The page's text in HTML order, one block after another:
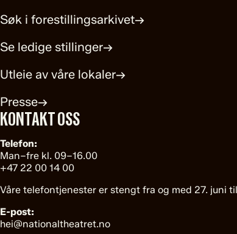
Søk i forestillingsarkivet→
Se ledige stillinger→
Utleie av våre lokaler→
Presse→
KONTAKT OSS
Telefon:
Man–fre kl. 09–16.00
+47 22 00 14 00
Våre telefontjenester er stengt fra og med 27. juni
E-post:
hei@nationaltheatret.no